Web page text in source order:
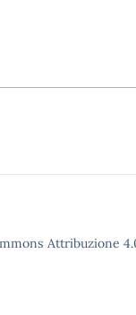
Attribuzione